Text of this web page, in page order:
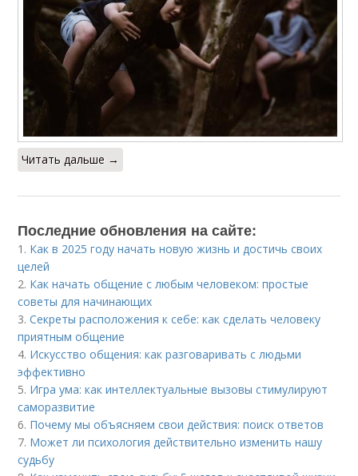
Читать дальше →
Последние обновления на сайте:
1. Как в 2025 году начать новую жизнь и достичь своих
целей
2. Как начать общение с любым человеком: простые
советы для начинающих
3.Секреты расположения к себе: как сделать человеку
приятным общение
4. Искусство общения: как разговаривать с людьми
эффективно
5. Игра ума: как интеллектуальные вызовы стимулируют
саморазвитие
6. Почему мы объясняем свои действия: поиск ответов
7. Может ли психология действительно изменить нашу
судьбу